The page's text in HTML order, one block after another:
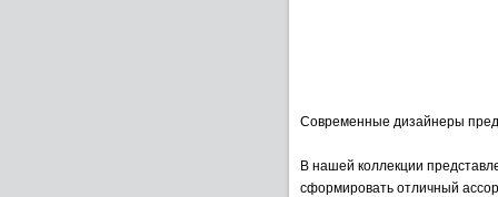
Современные дизайнеры
В нашей коллекции
сформировать отличный